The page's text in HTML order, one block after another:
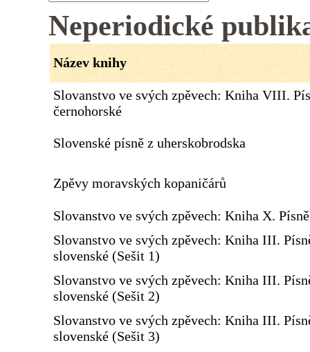
Neperiodické
Název knihy
Slovanstvo ve svých zpěvech: Kniha VIII.
černohorské
Slovenské písně z uherskobrodska
Zpěvy moravských kopaničárů
Slovanstvo ve svých zpěvech: Kniha X.
Slovanstvo ve svých zpěvech: Kniha III.
slovenské (Sešit 1)
Slovanstvo ve svých zpěvech: Kniha III.
slovenské (Sešit 2)
Slovanstvo ve svých zpěvech: Kniha III.
slovenské (Sešit 3)